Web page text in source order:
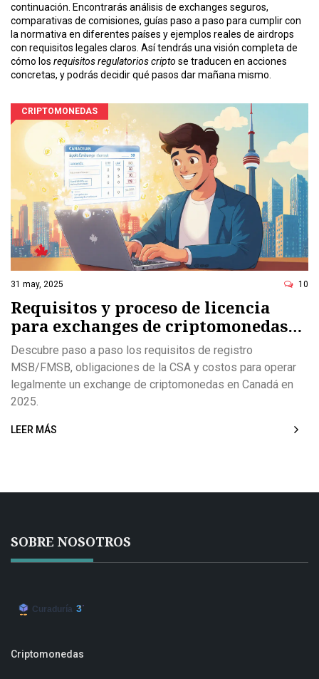
continuación. Encontrarás análisis de exchanges seguros,
comparativas de comisiones, guías paso a paso para cumplir con
la normativa en diferentes países y ejemplos reales de airdrops
con requisitos legales claros. Así tendrás una visión completa de
cómo los requisitos regulatorios cripto se traducen en acciones
concretas, y podrás decidir qué pasos dar mañana mismo.
CRIPTOMONEDAS
31 may, 2025 10
Requisitos y proceso de licencia
para exchanges de criptomonedas
en Canadá (2025)
Descubre paso a paso los requisitos de registro
MSB/FMSB, obligaciones de la CSA y costos para operar
legalmente un exchange de criptomonedas en Canadá en
2025.
LEER MÁS
SOBRE NOSOTROS
Criptomonedas